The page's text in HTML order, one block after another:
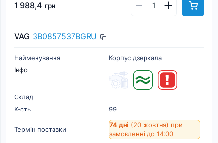
1 988,4 грн
VAG 3B0857537BGRU
Найменування
Корпус дзеркала
Інфо
Склад
К-cть
99
Термін поставки
74 дні (20 жовтня) при
замовленні до 14:00